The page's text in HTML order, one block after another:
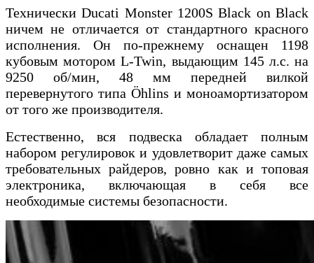
Технически Ducati Monster 1200S Black on Black
ничем не отличается от стандартного красного
исполнения. Он по-прежнему оснащен 1198
кубовым мотором L-Twin, выдающим 145 л.с. на
9250 об/мин, 48 мм передней вилкой
перевернутого типа Öhlins и моноамортизатором
от того же производителя.
Естественно, вся подвеска обладает полным
набором регулировок и удовлетворит даже самых
требовательных райдеров, ровно как и топовая
электроника, включающая в себя все
необходимые системы безопасности.